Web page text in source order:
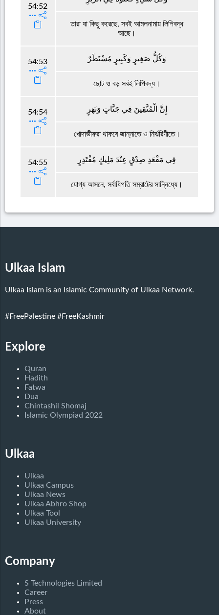
54:52
তারা যা কিছু করেছে, সবই আমলনামায় লিপিবদ্ধ
আছে।
54:53 وَكُلُّ صَغِيرٍ وَكَبِيرٍ مُسْتَطَرٌ
ছোট ও বড় সবই লিপিবদ্ধ।
54:54 إِنَّ الْمُتَّقِينَ فِي جَنَّاتٍ وَنَهَرٍ
খোদাভীরুরা থাকবে জান্নাতে ও নির্ঝরিণীতে।
54:55 فِي مَقْعَدِ صِدْقٍ عِنْدَ مَلِيكٍ مُقْتَدِرٍ
যোগ্য আসনে, সর্বাধিপতি সম্রাটের সান্নিধ্যে।
Ulkaa Islam
Ulkaa Islam is an Islamic Community of Ulkaa Network.
#FreePalestine #FreeKashmir
Explore
Quran
Hadith
Fatwa
Dua
Chintashil Shomaj
Islamic Olympiad 2022
Ulkaa
Ulkaa
Ulkaa Campus
Ulkaa News
Ulkaa Abhro Shop
Ulkaa Tool
Ulkaa University
Company
S Technologies Limited
Career
Press
About